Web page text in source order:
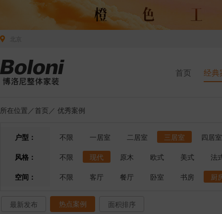
首页 经典
所在位置／首页 ／ 优秀案例
户型： 不限 一居室 二居室 三居室
四居室
风格：
不限 现代 原木 欧式 美式
法
空间：
不限 客厅 餐厅 卧室 书房 厨
最新发布 热点案例 面积排序